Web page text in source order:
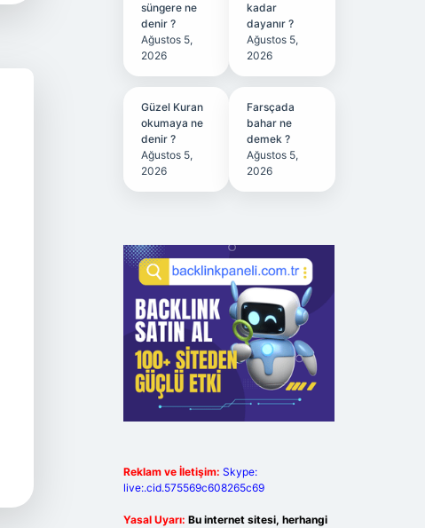
süngere ne
denir ?
Ağustos 5,
2026
kadar
dayanır ?
Ağustos 5,
2026
Güzel Kuran
okumaya ne
denir ?
Ağustos 5,
2026
Farsçada
bahar ne
demek ?
Ağustos 5,
2026
Reklam ve İletişim: Skype:
live:.cid.575569c608265c69
Yasal Uyarı: Bu internet sitesi, herhangi